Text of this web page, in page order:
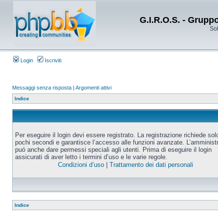
G.I.R.O.S. -
Login Iscriviti
Messaggi senza risposta | Argomenti attivi
Indice
Per eseguire il login devi essere registrato. La registrazione richiede
pochi secondi e garantisce l’accesso alle funzioni avanzate.
puó anche dare permessi speciali agli utenti. Prima di eseguire il login
assicurati di aver letto i termini d’uso e le varie regole.
Condizioni d’uso| Trattamento dei dati personali
Indice